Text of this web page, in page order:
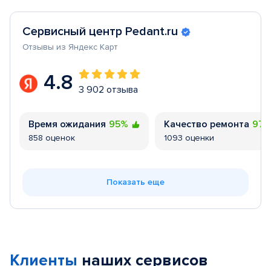
Сервисный центр Pedant.ru
Отзывы из Яндекс Карт
4.8 3 902 отзыва
Время ожидания 95%
858 оценок
Качество ремонта
1093 оценки
Показать еще
Клиенты наших сервисов